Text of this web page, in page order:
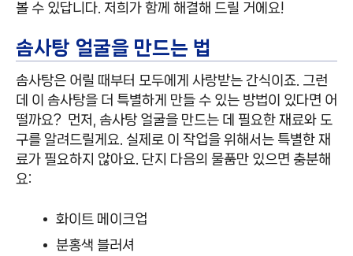
볼 수 있답니다. 저희가 함께 해결해 드릴 거에요!
솜사탕 얼굴을 만드는 법
솜사탕은 어릴 때부터 모두에게 사랑받는 간식이죠. 그런
데 이 솜사탕을 더 특별하게 만들 수 있는 방법이 있다면 어
떨까요? 먼저, 솜사탕 얼굴을 만드는 데 필요한 재료와 도
구를 알려드릴게요. 실제로 이 작업을 위해서는 특별한 재
료가 필요하지 않아요. 단지 다음의 물품만 있으면 충분해
요:
화이트 메이크업
분홍색 블러셔